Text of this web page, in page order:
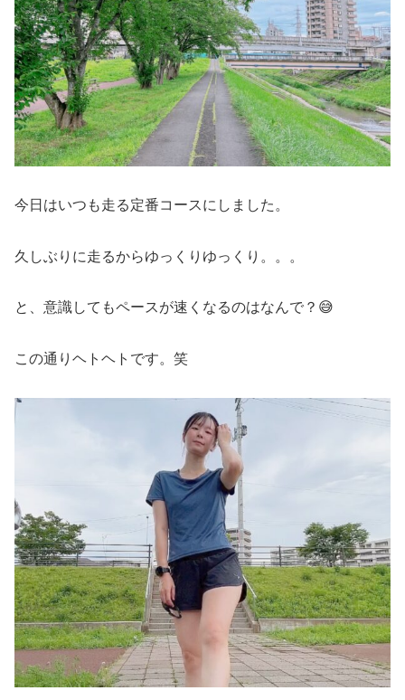
今日はいつも走る定番コースにしました。
久しぶりに走るからゆっくりゆっくり。。。
と、意識してもペースが速くなるのはなんで？😅
この通りヘトヘトです。笑